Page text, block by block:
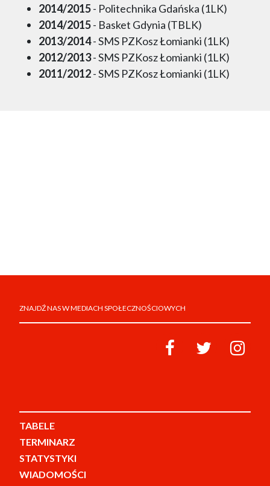
2014/2015- Politechnika Gdańska (1LK)
2014/2015- Basket Gdynia (TBLK)
2013/2014- SMS PZKosz Łomianki (1LK)
2012/2013- SMS PZKosz Łomianki (1LK)
2011/2012- SMS PZKosz Łomianki (1LK)
ZNAJDŹ NAS W MEDIACH SPOŁECZNOŚCIOWYCH
TABELE
TERMINARZ
STATYSTYKI
WIADOMOŚCI